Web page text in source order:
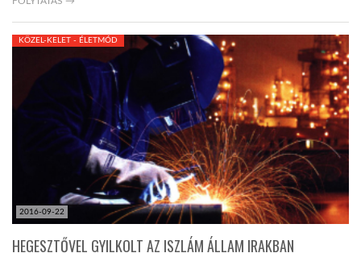
2016-09-22
KÖZEL-KELET - ÉLETMÓD
HEGESZTŐVEL GYILKOLT AZ ISZLÁM ÁLLAM IRAKBAN